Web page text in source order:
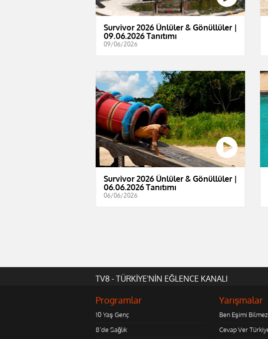
Survivor 2026 Ünlüler & Gönüllüler |
09.06.2026 Tanıtımı
09/06/2026
Survivor 2026 Ünlüler & Gönüllüler |
06.06.2026 Tanıtımı
06/06/2026
TV8 - TÜRKİYE'NİN EĞLENCE KANALI
Programlar
10 Yaş Genç
8'de Sağlık
Yarışmalar
Ben Eşimi
Cevap Ver